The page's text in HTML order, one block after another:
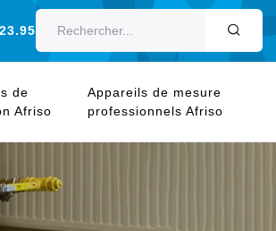
de
Afriso
Appareils de mesure
professionnels Afriso